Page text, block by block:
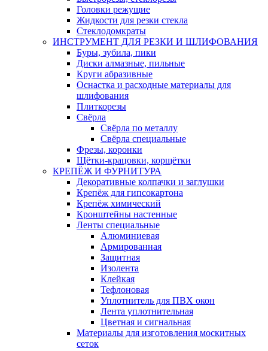
Головки режущие
Жидкости для резки стекла
Стеклодомкраты
ИНСТРУМЕНТ ДЛЯ РЕЗКИ И ШЛИФОВАНИЯ
Буры, зубила, пики
Диски алмазные, пильные
Круги абразивные
Оснастка и расходные материалы для
шлифования
Плиткорезы
Свёрла
Свёрла по металлу
Свёрла специальные
Фрезы, коронки
Щётки-крацовки, корщётки
КРЕПЁЖ И ФУРНИТУРА
Декоративные колпачки и заглушки
Крепёж для гипсокартона
Крепёж химический
Кронштейны настенные
Ленты специальные
Алюминиевая
Армированная
Защитная
Изолента
Клейкая
Тефлоновая
Уплотнитель для ПВХ окон
Лента уплотнительная
Цветная и сигнальная
Материалы для изготовления москитных
сеток